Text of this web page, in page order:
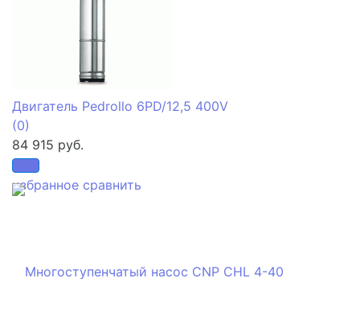
избранное сравнить
Двигатель Pedrollo 6PD/12,5 400V
(0)
84 915 руб.